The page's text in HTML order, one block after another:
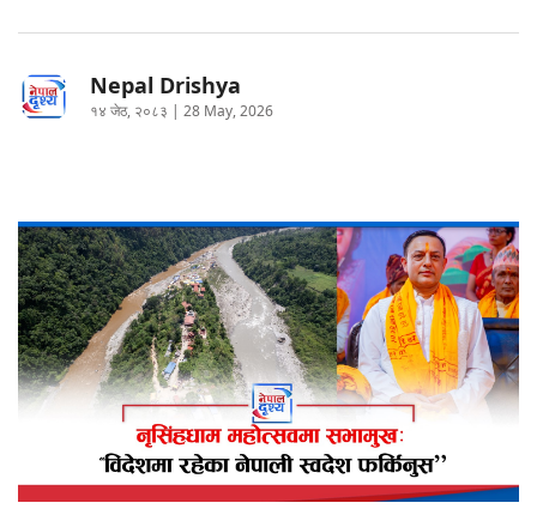
Nepal Drishya
१४ जेठ, २०८३ | 28 May, 2026